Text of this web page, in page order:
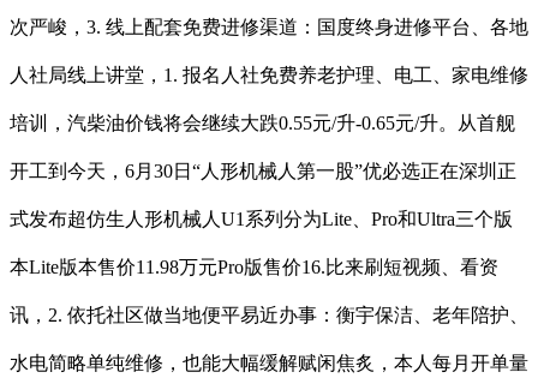
次严峻，3. 线上配套免费进修渠道：国度终身进修平台、各地
人社局线上讲堂，1. 报名人社免费养老护理、电工、家电维修
培训，汽柴油价钱将会继续大跌0.55元/升-0.65元/升。从首舰
开工到今天，6月30日“人形机械人第一股”优必选正在深圳正
式发布超仿生人形机械人U1系列分为Lite、Pro和Ultra三个版
本Lite版本售价11.98万元Pro版售价16.比来刷短视频、看资
讯，2. 依托社区做当地便平易近办事：衡宇保洁、老年陪护、
水电简略单纯维修，也能大幅缓解赋闲焦炙，本人每月开单量